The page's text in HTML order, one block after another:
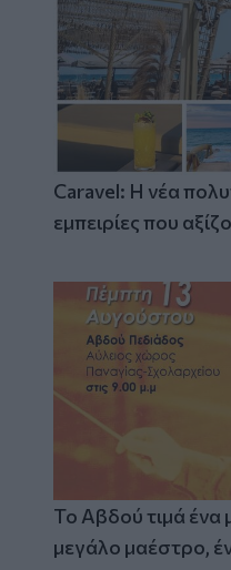
Caravel: Η νέα
εμπειρίες που
Το Αβδού τιμά ένα
μεγάλο μαέστρο,